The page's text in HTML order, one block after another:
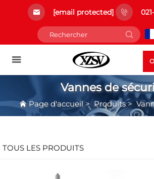
[email protected]
Vannes de
Page d'accueil> Produits>
TOUS LES PRODUITS